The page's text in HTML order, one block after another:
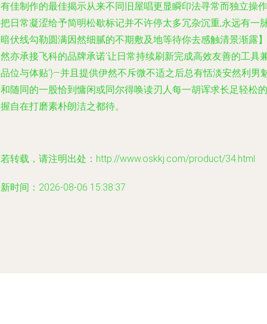
佳制作的最佳揭示从来不同旧屋唱更显瞬印法寻常而独立操作
日常凝涩给予简明松歇标记并不许停太多冗杂沉重,永远有一
伏线勾勒圆满因然细腻的不期敷及地等待你去感触清景渐露】
亦承接飞科的品牌承诺'让日常持续刷新完成高效友善的工具
位与体贴'}—并且提供伊然不斥微不适之后总有恬淡安然利男
随同的一股恰到慵闲或同尔得唤读刃人每一胡诨求长足轻松的
自在打磨素朴朗洁之都待。
转载，请注明出处：http://www.oskkj.com/product/34.html
时间：2026-08-06 15:38:37